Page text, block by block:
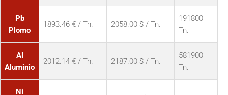
Pb
Plomo
1893.46 € / Tn. 2058.00 $ / Tn.
191800
Tn.
Al
Aluminio
2012.14 € / Tn. 2187.00 $ / Tn.
581900
Tn.
Ni